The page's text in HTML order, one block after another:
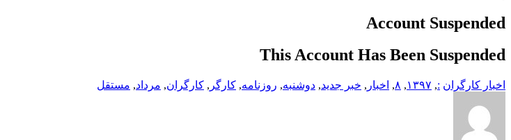
Account Suspended
This Account Has Been Suspended
اخبار کارگران :
, ۱۳۹۷, ۸, اخبار , خبر جدید, دوشنبه, روزنامه, کارگر , کارگران, مرداد, مستقل